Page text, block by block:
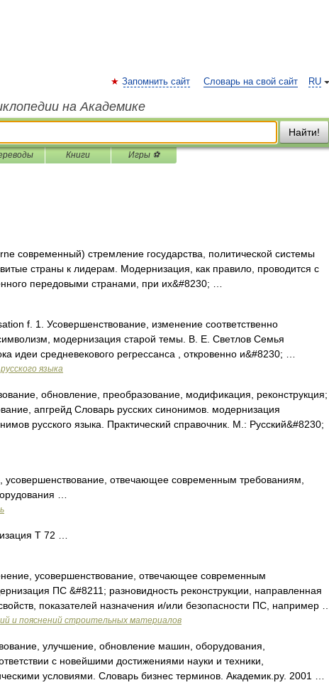
RU
Запомнить сайт Словарь на свой сайт
на Академике
Найти!
Книги Игры ⚽
современный) стремление государства, политической системы
страны к лиде­рам. Модернизация, как правило, проводится с
передовыми странами, при их&#8230; …
f. 1. Усовершенствование, изменение соответственно
модернизация старой темы. В. Е. Светлов Семья
идеи средневекового регрессанса , откровенно и&#8230; …
языка
обновление, преобразование, модификация, реконструкция;
апгрейд Словарь русских синонимов. модернизация
русского языка. Практический справочник. М.: Русский&#8230;
отвечающее современным требованиям,
…
Т 72 …
усовершенствование, отвечающее современным
ПС &#8211; разновидность реконструкции, направленная
показателей назначения и/или безопасности ПС, например …
и пояснений строительных материалов
улучшение, обновление машин, оборудования,
с новейшими достижениями науки и техники,
условиями. Словарь бизнес терминов. Академик.ру. 2001 …